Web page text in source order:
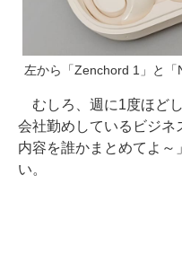
左から「Zenchord 1」と「
むしろ、週に1度ほど
会社勤めしているビジネ
内容を誰かまとめてよ～
い。